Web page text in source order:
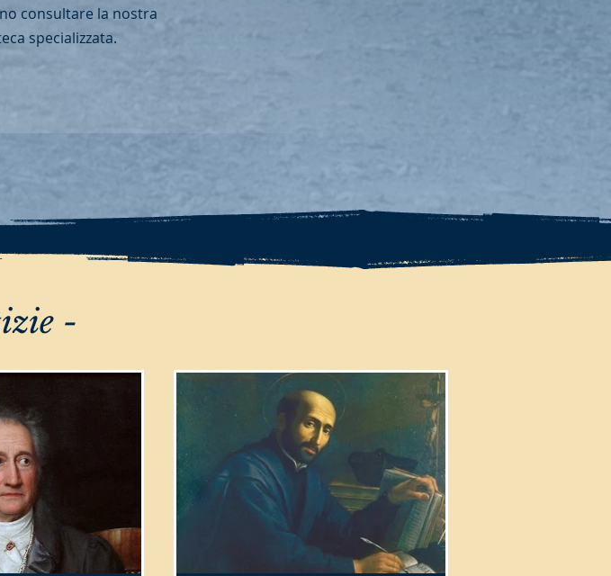
consultare la nostra
specializzata.
-